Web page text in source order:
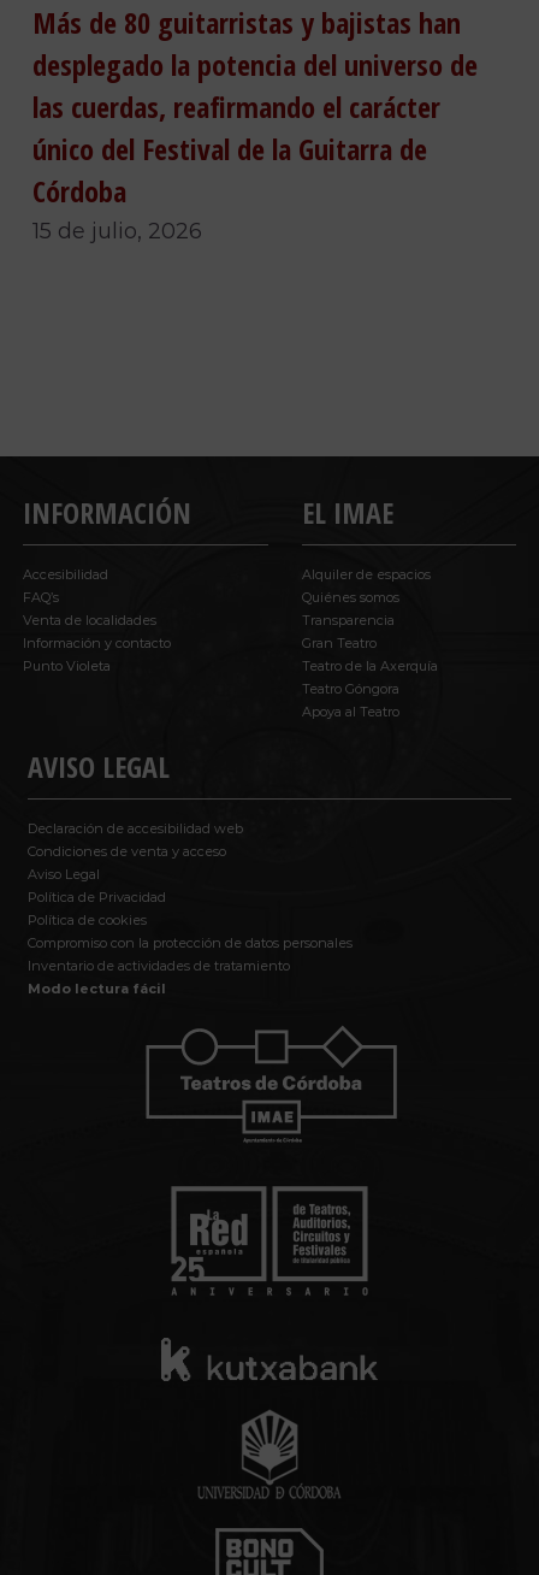
Más de 80 guitarristas y bajistas han
desplegado la potencia del universo de
las cuerdas, reafirmando el carácter
único del Festival de la Guitarra de
Córdoba
15 de julio, 2026
INFORMACIÓN
Accesibilidad
FAQ’s
Venta de localidades
Información y contacto
Punto Violeta
AVISO LEGAL
Declaración de accesibilidad web
Condiciones de venta y acceso
Aviso Legal
Política de Privacidad
Política de cookies
Compromiso con la protección de datos personales
Inventario de actividades de tratamiento
Modo lectura fácil
EL IMAE
Alquiler de espacios
Quiénes somos
Transparencia
Gran Teatro
Teatro de la Axerquía
Teatro Góngora
Apoya al Teatro